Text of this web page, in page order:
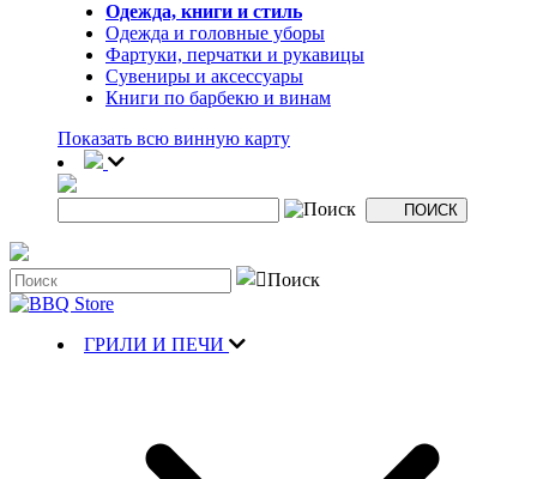
Одежда, книги и стиль
Одежда и головные уборы
Фартуки, перчатки и рукавицы
Сувениры и аксессуары
Книги по барбекю и винам
Показать всю винную карту
ГРИЛИ И ПЕЧИ